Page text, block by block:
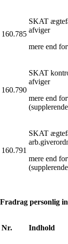
160.785
SKAT
afviger
mere end
160.790
SKAT
afviger
mere end
160.791
SKAT
mere end
Fradrag personlig
Nr. Indhold